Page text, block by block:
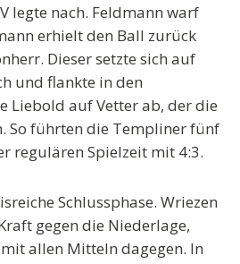
legte nach. Feldmann warf
erhielt den Ball zurück
Dieser setzte sich auf
und flankte in den
Liebold auf Vetter ab, der die
So führten die Templiner fünf
regulären Spielzeit mit 4:3.
Schlussphase. Wriezen
gegen die Niederlage,
allen Mitteln dagegen. In